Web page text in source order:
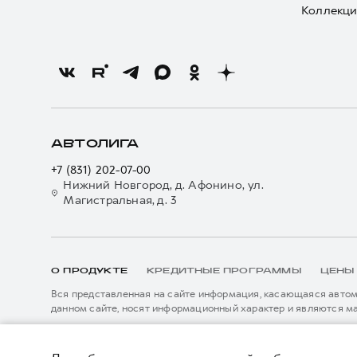
АВТОЛИГА
+7 (831) 202-07-00
Нижний Новгород, д. Афонино, ул.
Магистральная, д. 3
О ПРОДУКТЕ КРЕДИТНЫЕ ПРОГРАММЫ ЦЕНЫ
Вся представленная на сайте информация, касающаяся
данном сайте, носят информационный характер и являются
подробной информации просьба обращаться к ближайшему
*5 лет поддержки включают 3 года гарантии и 2 года